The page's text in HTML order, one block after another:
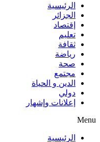
الرئيسية
الجزائر
إقتصاد
تعليم
ثقافة
رياضة
صحة
مجتمع
الدين و الحياة
دولي
إعلانات وإشهار
Menu
الرئيسية